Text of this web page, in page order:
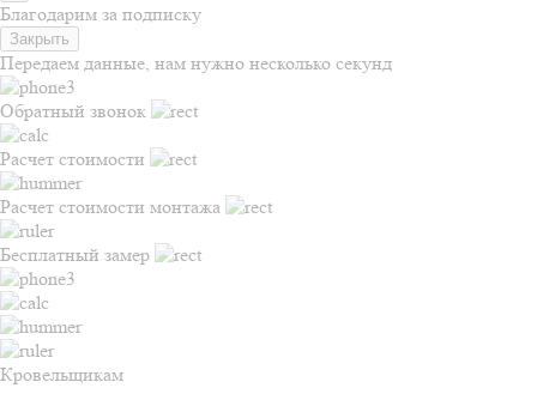
Благодарим за подписку
Закрыть
Передаем данные, нам нужно несколько секунд
Обратный звонок
Расчет стоимости
Расчет стоимости монтажа
Бесплатный замер
Кровельщикам